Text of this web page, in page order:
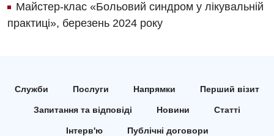
Судинна хірургія
Травматологічне відділення
Травматологія і ортопедія
Майстер-клас «Больовий синдром у лікувальній
практиці», березень 2024 року
Служби Послуги Напрямки Перший візит
Запитання та відповіді Новини Статті
Інтерв'ю Публічні договори